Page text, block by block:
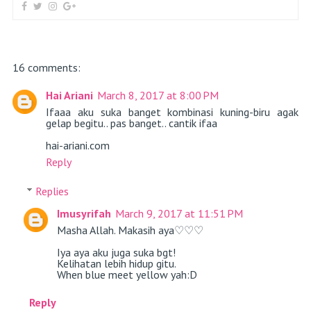
16 comments:
Hai Ariani March 8, 2017 at 8:00 PM
Ifaaa aku suka banget kombinasi kuning-biru agak
gelap begitu.. pas banget.. cantik ifaa
hai-ariani.com
Reply
Replies
Imusyrifah March 9, 2017 at 11:51 PM
Masha Allah. Makasih aya♡♡♡
Iya aya aku juga suka bgt!
Kelihatan lebih hidup gitu.
When blue meet yellow yah:D
Reply